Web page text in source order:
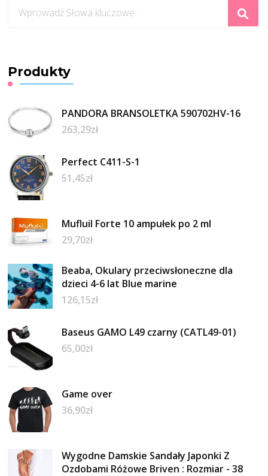
czegoś?
Produkty
PANDORA BRANSOLETKA 590702HV-16
263,29zł
Perfect C411-S-1
51,45zł
Mufluil Forte 10 ampułek po 2 ml
29,70zł
Beaba, Okulary przeciwsłoneczne dla
dzieci 4-6 lat Blue marine
126,15zł
Baseus GAMO L49 czarny (CATL49-01)
65,00zł
Game over
36,90zł
Wygodne Damskie Sandały Japonki Z
Ozdobami Różowe Briven : Rozmiar - 38